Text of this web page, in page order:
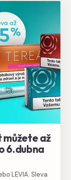
můžete až
6.dubna
LEVIA. Sleva